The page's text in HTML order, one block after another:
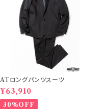
ATロングパンツスーツ
¥63,910
30%OFF